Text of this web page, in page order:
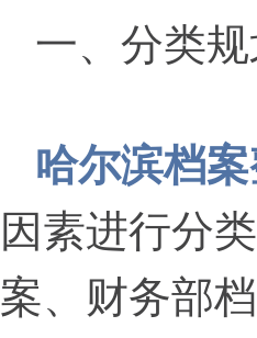
一、分类规
哈尔滨档
因素进行分
案、财务部